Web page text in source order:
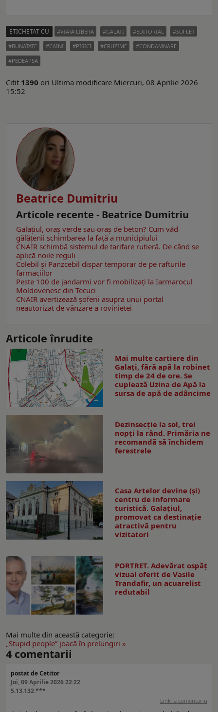
ETICHETAT CU VIATA LIBERA GALATI EDITORIAL
SUFLET
BUNATATE
CAINI PISICI CRUZIME
CONDAMNARE
PEDEAPSA
Citit 1390 ori Ultima modificare Miercuri, 08 Aprilie 2026
15:52
Beatrice Dumitriu
Articole recente - Beatrice Dumitriu
Galațiul, oraș verde sau oraș de beton? Cum văd
gălățenii schimbarea la față a municipiului
CNAIR schimbă sistemul de tarifare rutieră. De când se
aplică noile reguli
Colebil și Panzcebil dispar temporar de pe rafturile
farmaciilor
Peste 100 de jandarmi vor fi mobilizați la Iarmarocul
Moldovenesc din Tecuci
CNAIR avertizează șoferii asupra unui portal
neautorizat de vânzare a rovinietei
Articole înrudite
Mai multe cartiere din
Galați, fără apă la robinet
timp de 24 de ore. Se
cuplează Uzina de Apă la
sursa de apă de adâncime
Dezinsecţie la sol, trei
nopţi la rând. Primăria ne
recomandă să închidem
ferestrele
Casa Artelor devine (şi)
centru de informare
turistică. Galaţiul,
promovat ca destinaţie
atractivă pentru
vizitatori
PORTRET. Adevărat ospăț
vizual oferit de Vasile
Trandafir, un acuarelist
redutabil
Mai multe din această categorie:
„Stupid people” joacă în prelungiri »
4 comentarii
postat de Cetitor
Joi, 09 Aprilie 2026 22:22
5.13.132.***
Link la comentariu